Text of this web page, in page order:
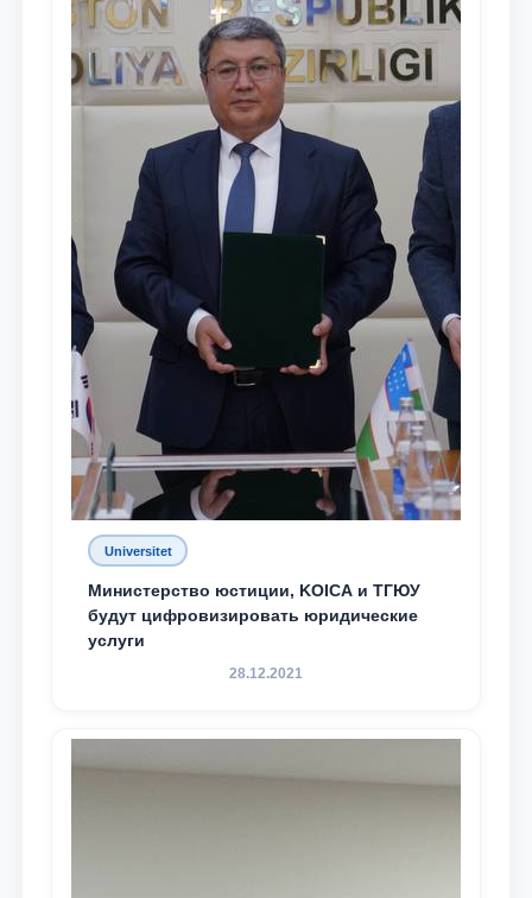
Universitet
Министерство юстиции, KOICA и ТГЮУ
будут цифровизировать юридические
услуги
28.12.2021